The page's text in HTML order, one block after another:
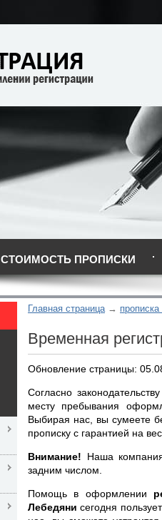
СТОИМОСТЬ ПРОПИСКИ
Главная страница
Временная
Обновление страницы:
Согласно
месту пребывания
Выбирая нас, вы сумеете
прописку с гарантией на
Внимание! Наша
задним числом.
Помощь в оформлении
Лебедянисегодня